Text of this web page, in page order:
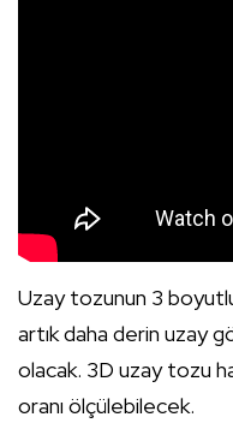
Uzay tozunun 3
artık daha derin uzay
olacak. 3D uzay tozu
oranı ölçülebilecek.